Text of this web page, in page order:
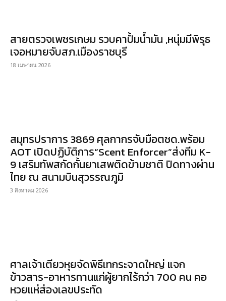
สายตรวจเพชรเกษม รวบคาปั้มน้ำมัน ,หนุ่มมีพิรุธ
เจอหมายจับสภ.เมืองราชบุรี
18 เมษายน 2026
สมุทรปราการ 3869 ศุลกากรจับมือตชด.พร้อม
AOT เปิดปฏิบัติการ“Scent Enforcer”ส่งทีม K-
9 เสริมทัพสกัดกั้นยาเสพติดข้ามชาติ ปิดทางผ่าน
ไทย ณ สนามบินสุวรรณภูมิ
3 สิงหาคม 2026
ศาลเจ้าเตียวหุยจัดพิธีเทกระจาดใหญ่ แจก
ข้าวสาร-อาหารทานแก่ผู้ยากไร้กว่า 700 คน คอ
หวยแห่ส่องเลขประทัด